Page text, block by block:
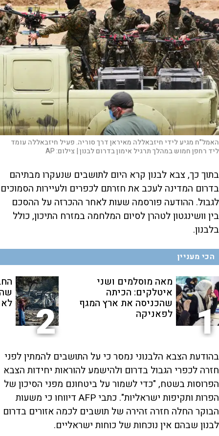
האמל"ח מגיע לידי חיזבאללה מאיראן דרך סוריה. פעיל חיזבאללה עומד
ליד רחפן חמוש במהלך תרגיל אימון בדרום לבנון | צילום:AP
בתוך כך, צבא לבנון קרא היום לתושבים שנעקרו מבתיהם
בדרום המדינה לעכב את חזרתם לכפרים ולעיירות הסמוכים
לגבול. ההודעה פורסמה שעות לאחר ההכרזה על ההסכם
בין וושינגטון לטהרן לסיום המלחמה במזרח התיכון, כולל
בלבנון.
הכי מעניין
1
מאה מוסלמים ושני
איטלקים: הכיתה
שהכניסה את ארץ המגף
לפאניקה 2
בהודעת הצבא הלבנוני נמסר כי על התושבים להמתין לפני
חזרה לכפרי הגבול בדרום ולהישמע להוראות יחידות הצבא
הפרוסות בשטח, "כדי לשמור על ביטחונם מפני הסיכון של
הפרות ותקיפות ישראליות". כתבי AFP דיווחו כי משעות
הבוקר החלה חזרה זהירה של תושבים לכמה אזורים בדרום
לבנון שבהם אין נוכחות של כוחות ישראליים.